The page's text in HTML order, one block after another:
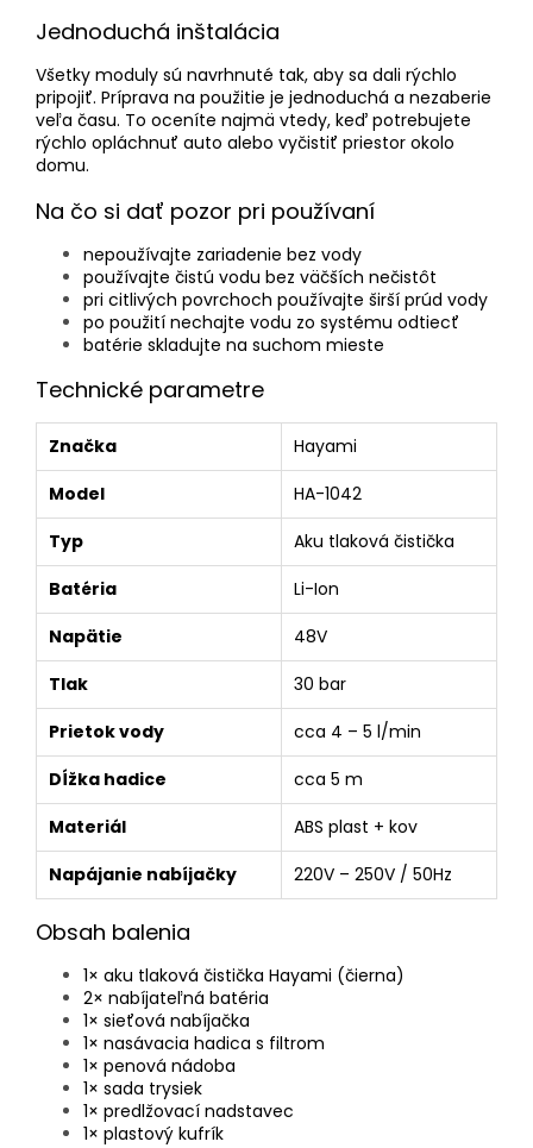
Jednoduchá inštalácia
Všetky moduly sú navrhnuté tak, aby sa dali rýchlo
pripojiť. Príprava na použitie je jednoduchá a nezaberie
veľa času. To oceníte najmä vtedy, keď potrebujete
rýchlo opláchnuť auto alebo vyčistiť priestor okolo
domu.
Na čo si dať pozor pri používaní
nepoužívajte zariadenie bez vody
používajte čistú vodu bez väčších nečistôt
pri citlivých povrchoch používajte širší prúd vody
po použití nechajte vodu zo systému odtiecť
batérie skladujte na suchom mieste
Technické parametre
Značka
Hayami
Model
HA-1042
Typ
Aku tlaková čistička
Batéria
Li-Ion
Napätie
48V
Tlak
30 bar
Prietok vody
cca 4 – 5 l/min
Dĺžka hadice
cca 5 m
Materiál
ABS plast + kov
Napájanie nabíjačky
220V – 250V / 50Hz
Obsah balenia
1× aku tlaková čistička Hayami (čierna)
2× nabíjateľná batéria
1× sieťová nabíjačka
1× nasávacia hadica s filtrom
1× penová nádoba
1× sada trysiek
1× predlžovací nadstavec
1× plastový kufrík